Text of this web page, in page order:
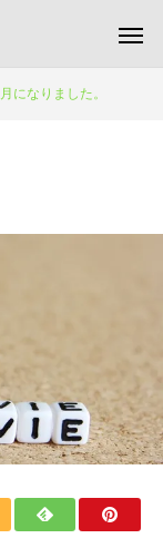
になりました。